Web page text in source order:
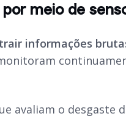
meio de
informações
avaliam o desgaste